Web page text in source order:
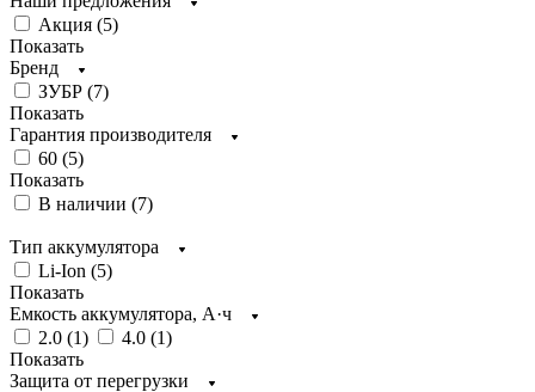
Акция (5)
Показать
Бренд
ЗУБР (7)
Показать
Гарантия производителя
60 (5)
Показать
В наличии (7)
Тип аккумулятора
Li-Ion (5)
Показать
Емкость аккумулятора, А·ч
2.0 (1) 4.0 (1)
Показать
Защита от перегрузки